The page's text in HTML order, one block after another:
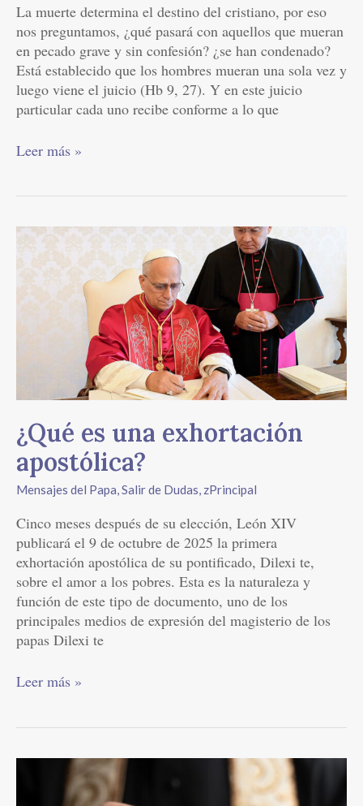
La muerte determina el destino del cristiano, por eso
nos preguntamos, ¿qué pasará con aquellos que mueran
en pecado grave y sin confesión? ¿se han condenado?
Está establecido que los hombres mueran una sola vez y
luego viene el juicio (Hb 9, 27). Y en este juicio
particular cada uno recibe conforme a lo que
Leer más »
¿Qué es una exhortación
apostólica?
Mensajes del Papa,Salir de Dudas, zPrincipal
Cinco meses después de su elección, León XIV
publicará el 9 de octubre de 2025 la primera
exhortación apostólica de su pontificado, Dilexi te,
sobre el amor a los pobres. Esta es la naturaleza y
función de este tipo de documento, uno de los
principales medios de expresión del magisterio de los
papas Dilexi te
¿Qué
es
una
exhortación
apostólica?
Leer más »